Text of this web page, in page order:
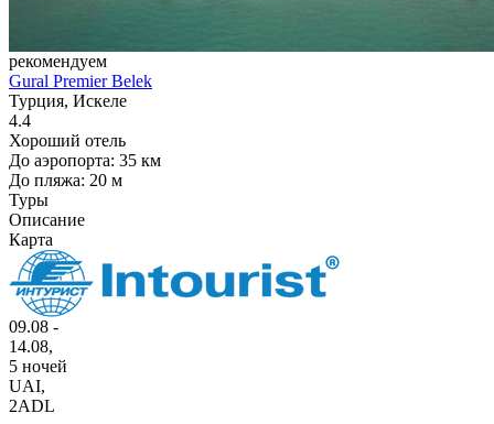
рекомендуем
Gural Premier Belek
Турция, Искеле
4.4
Хороший отель
До аэропорта: 35 км
До пляжа: 20 м
Туры
Описание
Карта
09.08 -
14.08,
5 ночей
UAI,
2ADL